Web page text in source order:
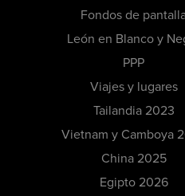
Fondos de
León en Blanco y
PPP
Viajes y lugares
Tailandia 2023
Vietnam y Camboya
China 2025
Egipto 2026